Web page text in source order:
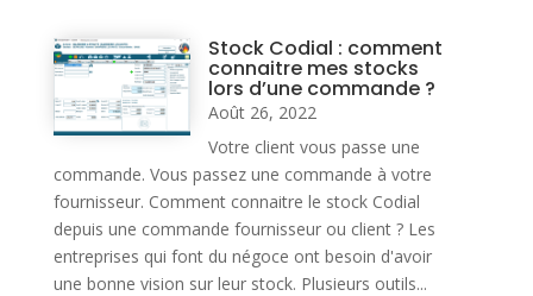
Stock Codial : comment
connaitre mes stocks
lors d’une commande ?
Août 26, 2022
Votre client vous passe une
commande. Vous passez une commande à votre
fournisseur. Comment connaitre le stock Codial
depuis une commande fournisseur ou client ? Les
entreprises qui font du négoce ont besoin d'avoir
une bonne vision sur leur stock. Plusieurs outils...